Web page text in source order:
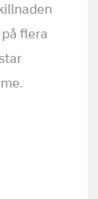
flera